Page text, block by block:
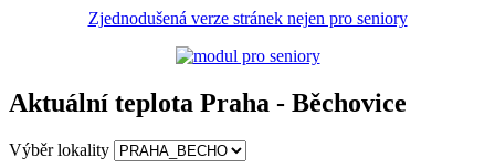
Zjednodušená verze stránek nejen pro seniory
Aktuální teplota Praha - Běchovice
Výběr lokality